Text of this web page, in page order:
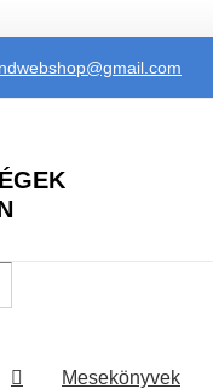
Mesekönyvek